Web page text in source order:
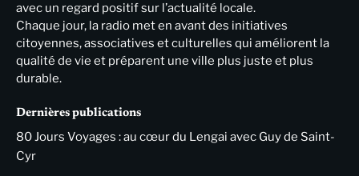
avec un regard positif sur l’actualité locale.
Chaque jour, la radio met en avant des initiatives
citoyennes, associatives et culturelles qui améliorent la
qualité de vie et préparent une ville plus juste et plus
durable.
Dernières publications
80 Jours Voyages : au cœur du Lengai avec Guy de Saint-
Cyr